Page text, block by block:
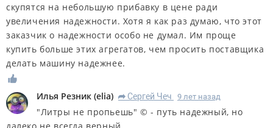
скупятся на небольшую прибавку в цене ради
увеличения надежности. Хотя я как раз думаю, что этот
заказчик о надежности особо не думал. Им проще
купить больше этих агрегатов, чем просить поставщика
делать машину надежнее.
Илья Резник (elia) R Сергей Чеч 9 лет назад
"Литры не пропьешь" © - путь надежный, но